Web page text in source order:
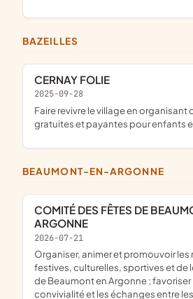
BAZEILLES
CERNAY FOLIE
2025-09-28
faire revivre le village en organisant des manifestations
gratuites et payantes pour enfants
BEAUMONT-EN-ARGONNE
COMITÉ DES FÊTES DE BEAUMONT EN
ARGONNE
2026-07-21
organiser, animer et promouvoir les manifestations
festives, culturelles, sportives et de
de Beaumont en Argonne ; favoriser
convivialité et les échanges entre